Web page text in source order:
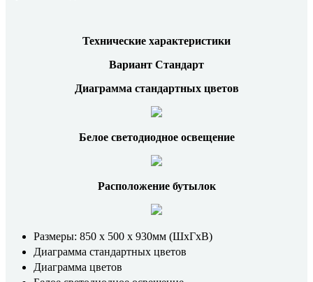
Технические характеристики
Вариант Стандарт
Диаграмма стандартных цветов
Белое светодиодное освещение
Расположение бутылок
Размеры: 850 x 500 x 930мм (ШхГхВ)
Диаграмма стандартных цветов
Диаграмма цветов